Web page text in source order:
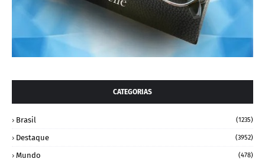
CATEGORIAS
Brasil (1235)
Destaque (3952)
Mundo (478)